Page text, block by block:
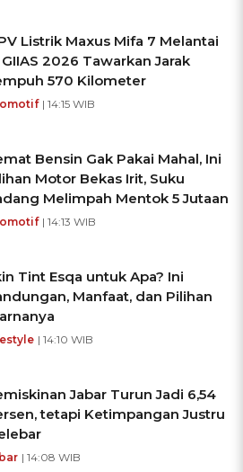
Listrik Maxus Mifa 7 Melantai
2026 Tawarkan Jarak
570 Kilometer
| 14:15 WIB
Bensin Gak Pakai Mahal, Ini
Motor Bekas Irit, Suku
Melimpah Mentok 5 Jutaan
| 14:13 WIB
Tint Esqa untuk Apa? Ini
Manfaat, dan Pilihan
| 14:10 WIB
Jabar Turun Jadi 6,54
tetapi Ketimpangan Justru
| 14:08 WIB